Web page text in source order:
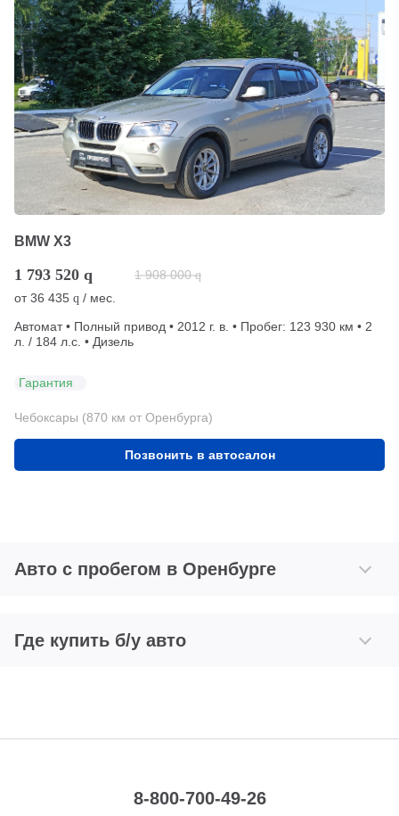
BMW X3
1 793 520 q 1 908 000 q
от36 435 q / мес.
Автомат • Полный привод • 2012 г. в. • Пробег: 123 930 км • 2
л. / 184 л.с. • Дизель
Гарантия
Чебоксары (870 км от Оренбурга)
Позвонить в автосалон
Авто с пробегом в Оренбурге
Где купить б/у авто
8-800-700-49-26